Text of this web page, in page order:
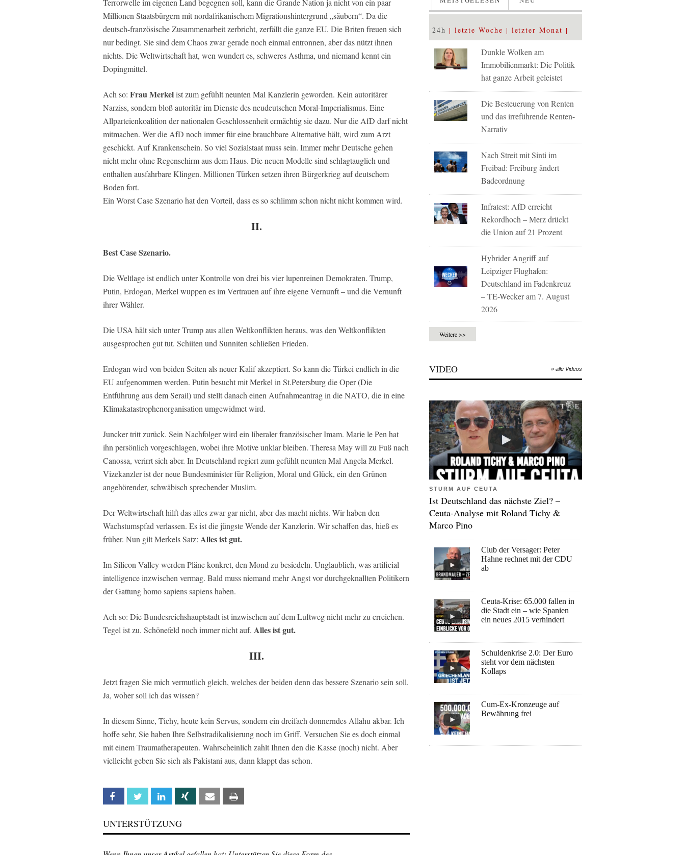
Terrorwelle im eigenen Land begegnen soll, kann die Grande Nation ja nicht von ein paar
Millionen Staatsbürgern mit nordafrikanischem Migrationshintergrund „säubern“. Da die
deutsch-französische Zusammenarbeit zerbricht, zerfällt die ganze EU. Die Briten freuen sich
nur bedingt. Sie sind dem Chaos zwar gerade noch einmal entronnen, aber das nützt ihnen
nichts. Die Weltwirtschaft hat, wen wundert es, schweres Asthma, und niemand kennt ein
Dopingmittel.
Ach so: Frau Merkelist zum gefühlt neunten Mal Kanzlerin geworden. Kein autoritärer
Narziss, sondern bloß autoritär im Dienste des neudeutschen Moral-Imperialismus. Eine
Allparteienkoalition der nationalen Geschlossenheit ermächtig sie dazu. Nur die AfD darf nicht
mitmachen. Wer die AfD noch immer für eine brauchbare Alternative hält, wird zum Arzt
geschickt. Auf Krankenschein. So viel Sozialstaat muss sein. Immer mehr Deutsche gehen
nicht mehr ohne Regenschirm aus dem Haus. Die neuen Modelle sind schlagtauglich und
enthalten ausfahrbare Klingen. Millionen Türken setzen ihren Bürgerkrieg auf deutschem
Boden fort.
Ein Worst Case Szenario hat den Vorteil, dass es so schlimm schon nicht nicht kommen wird.
II.
Best Case Szenario.
Die Weltlage ist endlich unter Kontrolle von drei bis vier lupenreinen Demokraten. Trump,
Putin, Erdogan, Merkel wuppen es im Vertrauen auf ihre eigene Vernunft – und die Vernunft
ihrer Wähler.
Die USA hält sich unter Trump aus allen Weltkonflikten heraus, was den Weltkonflikten
ausgesprochen gut tut. Schiiten und Sunniten schließen Frieden.
Erdogan wird von beiden Seiten als neuer Kalif akzeptiert. So kann die Türkei endlich in die
EU aufgenommen werden. Putin besucht mit Merkel in St.Petersburg die Oper (Die
Entführung aus dem Serail) und stellt danach einen Aufnahmeantrag in die NATO, die in eine
Klimakatastrophenorganisation umgewidmet wird.
Juncker tritt zurück. Sein Nachfolger wird ein liberaler französischer Imam. Marie le Pen hat
ihn persönlich vorgeschlagen, wobei ihre Motive unklar bleiben. Theresa May will zu Fuß nach
Canossa, verirrt sich aber. In Deutschland regiert zum gefühlt neunten Mal Angela Merkel.
Vizekanzler ist der neue Bundesminister für Religion, Moral und Glück, ein den Grünen
angehörender, schwäbisch sprechender Muslim.
Der Weltwirtschaft hilft das alles zwar gar nicht, aber das macht nichts. Wir haben den
Wachstumspfad verlassen. Es ist die jüngste Wende der Kanzlerin. Wir schaffen das, hieß es
früher. Nun gilt Merkels Satz: Alles ist gut.
Im Silicon Valley werden Pläne konkret, den Mond zu besiedeln. Unglaublich, was artificial
intelligence inzwischen vermag. Bald muss niemand mehr Angst vor durchgeknallten Politikern
der Gattung homo sapiens sapiens haben.
Ach so: Die Bundesreichshauptstadt ist inzwischen auf dem Luftweg nicht mehr zu erreichen.
Tegel ist zu. Schönefeld noch immer nicht auf. Alles ist gut.
III.
Jetzt fragen Sie mich vermutlich gleich, welches der beiden denn das bessere Szenario sein soll.
Ja, woher soll ich das wissen?
In diesem Sinne, Tichy, heute kein Servus, sondern ein dreifach donnerndes Allahu akbar. Ich
hoffe sehr, Sie haben Ihre Selbstradikalisierung noch im Griff. Versuchen Sie es doch einmal
mit einem Traumatherapeuten. Wahrscheinlich zahlt Ihnen den die Kasse (noch) nicht. Aber
vielleicht geben Sie sich als Pakistani aus, dann klappt das schon.
Facebook Twitter Linkedin Xing Email
UNTERSTÜTZUNG
24h letzte Woche letzter Monat
Dunkle Wolken am
Immobilienmarkt: Die Politik
hat ganze Arbeit geleistet
Die Besteuerung von Renten
und das irreführende Renten-
Narrativ
Nach Streit mit Sinti im
Freibad: Freiburg ändert
Badeordnung
Infratest: AfD erreicht
Rekordhoch – Merz drückt
die Union auf 21 Prozent
Hybrider Angriff auf
Leipziger Flughafen:
Deutschland im Fadenkreuz
– TE-Wecker am 7. August
2026
Weitere >>
VIDEO » alle Videos
STURM AUF CEUTA
Ist Deutschland das nächste Ziel? –
Ceuta-Analyse mit Roland Tichy &
Marco Pino
Club der Versager: Peter
Hahne rechnet mit der CDU
ab
Ceuta-Krise: 65.000 fallen in
die Stadt ein – wie Spanien
ein neues 2015 verhindert
Schuldenkrise 2.0: Der Euro
steht vor dem nächsten
Kollaps
Cum-Ex-Kronzeuge auf
Bewährung frei